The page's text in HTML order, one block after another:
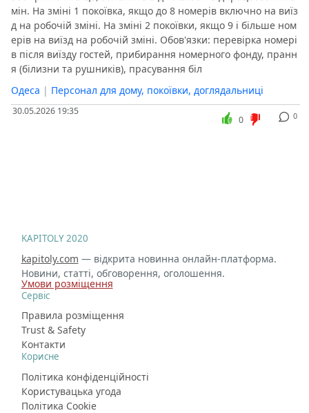
мін. На зміні 1 покоївка, якщо до 8 номерів включно на виїз
д на робочій зміні. На зміні 2 покоївки, якщо 9 і більше ном
ерів на виїзд на робочій зміні. Обов'язки: перевірка номері
в після виїзду гостей, прибирання номерного фонду, пранн
я (білизни та рушників), прасування бiл
Одеса | Персонал для дому, покоївки, доглядальниці
30.05.2026 19:35 0
0
KAPITOLY 2020
kapitoly.com — відкрита новинна онлайн-платформа.
Новини, статті, обговорення, оголошення.
Умови розміщення
Сервіс
Правила розміщення
Trust & Safety
Контакти
Корисне
Політика конфіденційності
Користувацька угода
Політика Cookie